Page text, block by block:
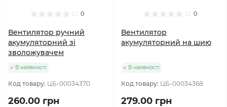
0
Вентилятор ручний
акумуляторний зі
зволожувачем
В наявності
Код товару: ЦБ-00034370
260.00 грн
0
Вентилятор
акумуляторний на шию
В наявності
Код товару: ЦБ-00034368
279.00 грн